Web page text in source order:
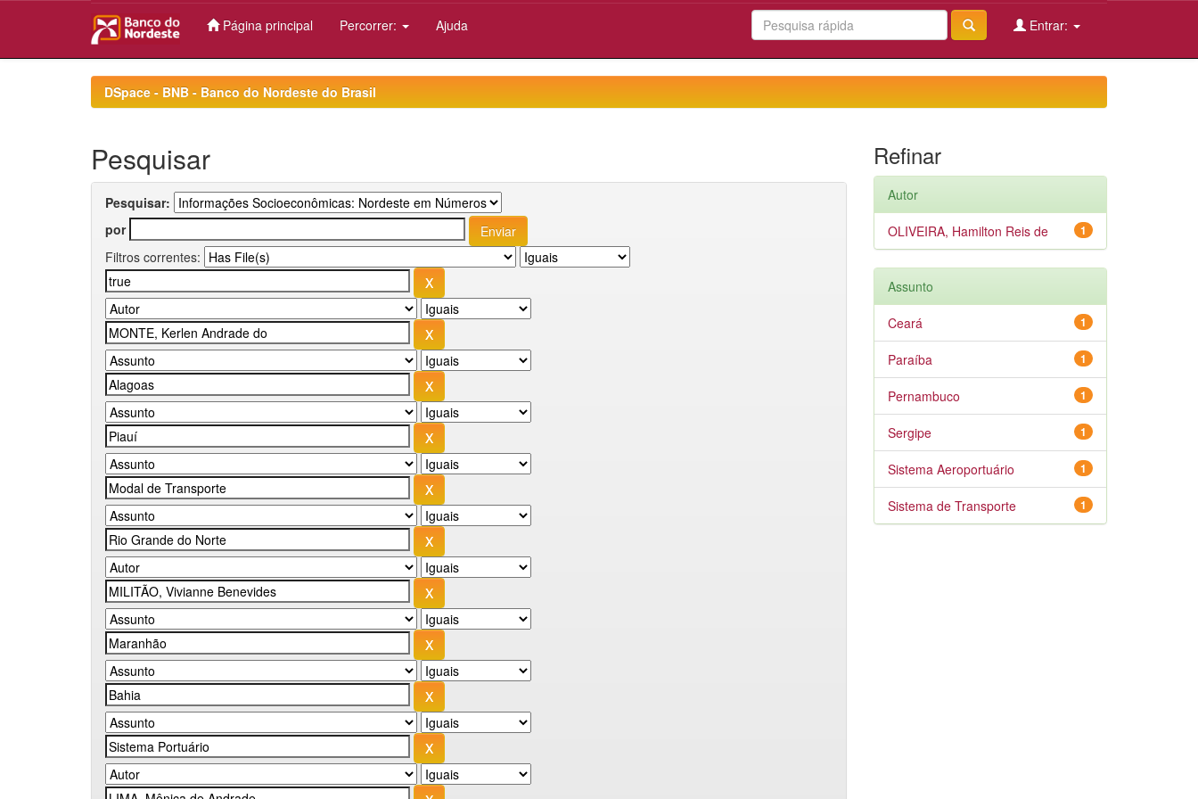
Página principal Percorrer: Ajuda Entrar:
DSpace - BNB - Banco do Nordeste do Brasil
Pesquisar
Pesquisar:
por
Filtros correntes:
Refinar
Autor
1
OLIVEIRA, Hamilton Reis de
Assunto
1
Ceará
1
Paraíba
1
Pernambuco
1
Sergipe
1
Sistema Aeroportuário
1
Sistema de Transporte